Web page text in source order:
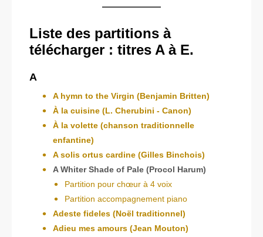
Liste des partitions à
télécharger : titres A à E.
A
A hymn to the Virgin (Benjamin Britten)
À la cuisine (L. Cherubini - Canon)
À la volette (chanson traditionnelle
enfantine)
A solis ortus cardine (Gilles Binchois)
A Whiter Shade of Pale (Procol Harum)
Partition pour chœur à 4 voix
Partition accompagnement piano
Adeste fideles (Noël traditionnel)
Adieu mes amours (Jean Mouton)